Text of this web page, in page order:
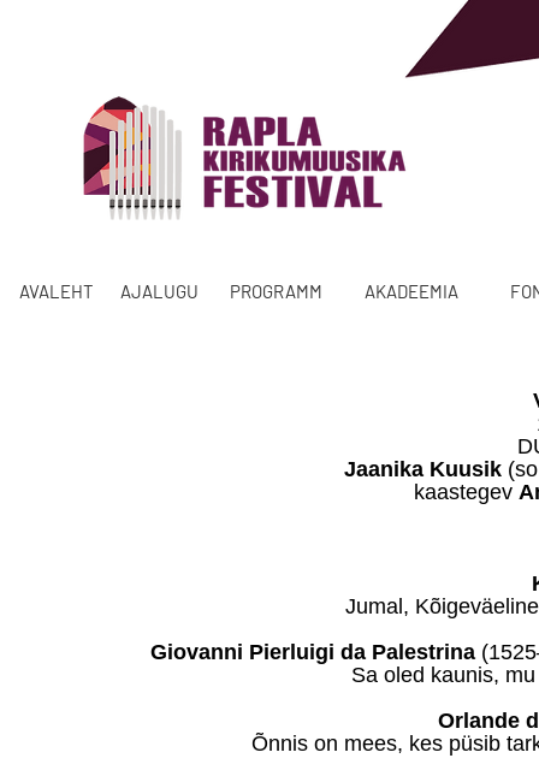
AVALEHT AJALUGU PROGRAMM AKADEEMIA
Jaanika Kuusik
kaastegev
Jumal,
Giovanni Pierluigi da Palestrina
Sa oled kaunis,
Orlande
Õnnis on mees, kes püsib